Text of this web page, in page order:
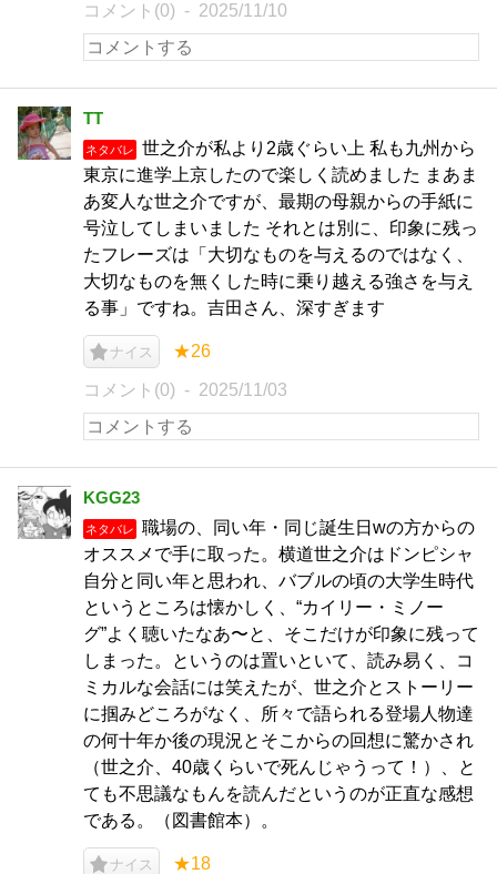
コメント(0) 2025/11/10
TT
ネタバレ
世之介が私より2歳ぐらい上 私も九州から
東京に進学上京したので楽しく読めました まあま
あ変人な世之介ですが、最期の母親からの手紙に
号泣してしまいました それとは別に、印象に残っ
たフレーズは「大切なものを与えるのではなく、
大切なものを無くした時に乗り越える強さを与え
る事」ですね。吉田さん、深すぎます
ナイス ★26
コメント(0) 2025/11/03
KGG23
ネタバレ
職場の、同い年・同じ誕生日wの方からの
オススメで手に取った。横道世之介はドンピシャ
自分と同い年と思われ、バブルの頃の大学生時代
というところは懐かしく、“カイリー・ミノー
グ”よく聴いたなあ〜と、そこだけが印象に残って
しまった。というのは置いといて、読み易く、コ
ミカルな会話には笑えたが、世之介とストーリー
に掴みどころがなく、所々で語られる登場人物達
の何十年か後の現況とそこからの回想に驚かされ
（世之介、40歳くらいで死んじゃうって！）、と
ても不思議なもんを読んだというのが正直な感想
である。（図書館本）。
ナイス ★18